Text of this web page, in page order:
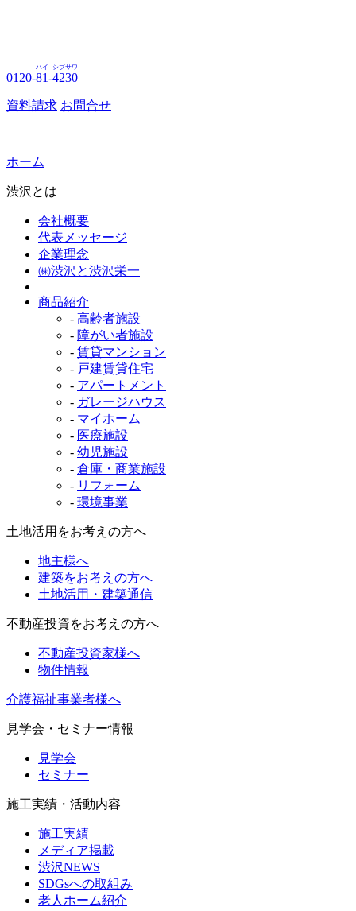
0120-81
ハイ
-4230
シブサワ
資料請求 お問合せ
ホーム
渋沢とは
会社概要
代表メッセージ
企業理念
㈱渋沢と渋沢栄一
商品紹介
- 高齢者施設
- 障がい者施設
- 賃貸マンション
- 戸建賃貸住宅
- アパートメント
- ガレージハウス
- マイホーム
- 医療施設
- 幼児施設
- 倉庫・商業施設
- リフォーム
- 環境事業
土地活用をお考えの方へ
地主様へ
建築をお考えの方へ
土地活用・建築通信
不動産投資をお考えの方へ
不動産投資家様へ
物件情報
介護福祉事業者様へ
見学会・セミナー情報
見学会
セミナー
施工実績・活動内容
施工実績
メディア掲載
渋沢NEWS
SDGsへの取組み
老人ホーム紹介